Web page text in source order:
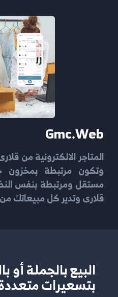
Gmc.web
المتاجر الالكترونية من
وتكون مرتبطة
مستقل ومرتبطة بنفس
قلارى وتدير كل مبيعاتك
البيع بالجملة أو
بتسعيرات